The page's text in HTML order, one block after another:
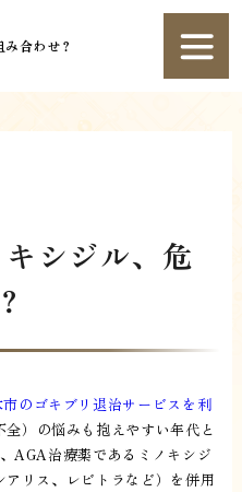
合わせ？
シジル、危
市のゴキブリ退治サービスを利
）の悩みも抱えやすい年代と
AGA治療薬であるミノキシジ
リス、レビトラなど）を併用